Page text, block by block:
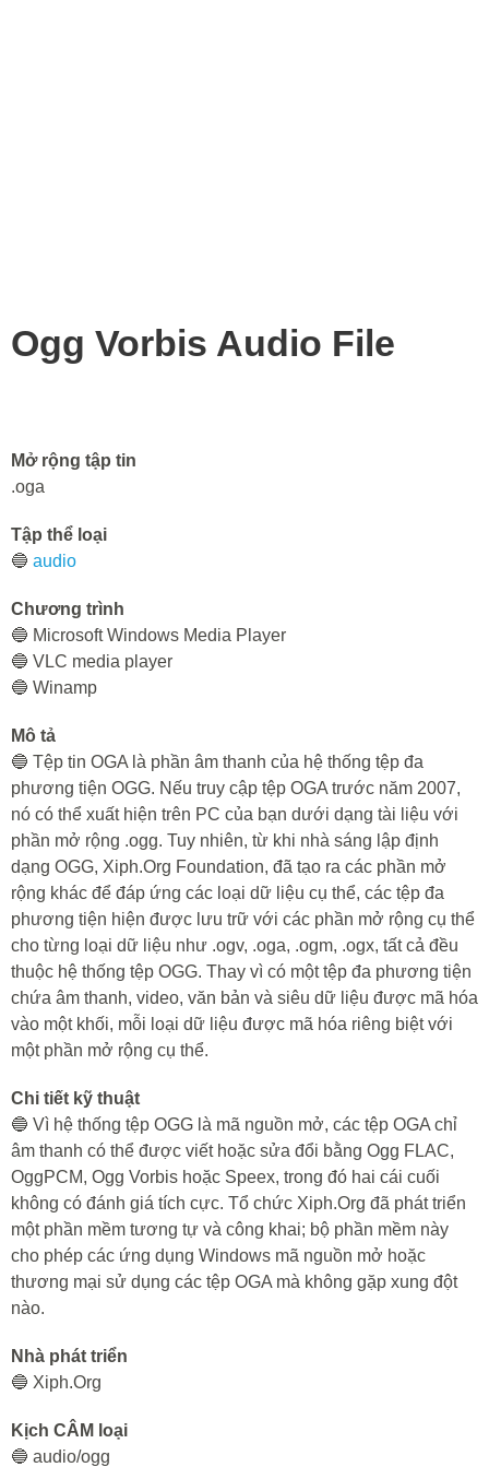
Ogg Vorbis Audio File
Mở rộng tập tin
.oga
Tập thể loại
🔵 audio
Chương trình
🔵 Microsoft Windows Media Player
🔵 VLC media player
🔵 Winamp
Mô tả
🔵 Tệp tin OGA là phần âm thanh của hệ thống tệp đa
phương tiện OGG. Nếu truy cập tệp OGA trước năm 2007,
nó có thể xuất hiện trên PC của bạn dưới dạng tài liệu với
phần mở rộng .ogg. Tuy nhiên, từ khi nhà sáng lập định
dạng OGG, Xiph.Org Foundation, đã tạo ra các phần mở
rộng khác để đáp ứng các loại dữ liệu cụ thể, các tệp đa
phương tiện hiện được lưu trữ với các phần mở rộng cụ thể
cho từng loại dữ liệu như .ogv, .oga, .ogm, .ogx, tất cả đều
thuộc hệ thống tệp OGG. Thay vì có một tệp đa phương tiện
chứa âm thanh, video, văn bản và siêu dữ liệu được mã hóa
vào một khối, mỗi loại dữ liệu được mã hóa riêng biệt với
một phần mở rộng cụ thể.
Chi tiết kỹ thuật
🔵 Vì hệ thống tệp OGG là mã nguồn mở, các tệp OGA chỉ
âm thanh có thể được viết hoặc sửa đổi bằng Ogg FLAC,
OggPCM, Ogg Vorbis hoặc Speex, trong đó hai cái cuối
không có đánh giá tích cực. Tổ chức Xiph.Org đã phát triển
một phần mềm tương tự và công khai; bộ phần mềm này
cho phép các ứng dụng Windows mã nguồn mở hoặc
thương mại sử dụng các tệp OGA mà không gặp xung đột
nào.
Nhà phát triển
🔵 Xiph.Org
Kịch CÂM loại
🔵 audio/ogg